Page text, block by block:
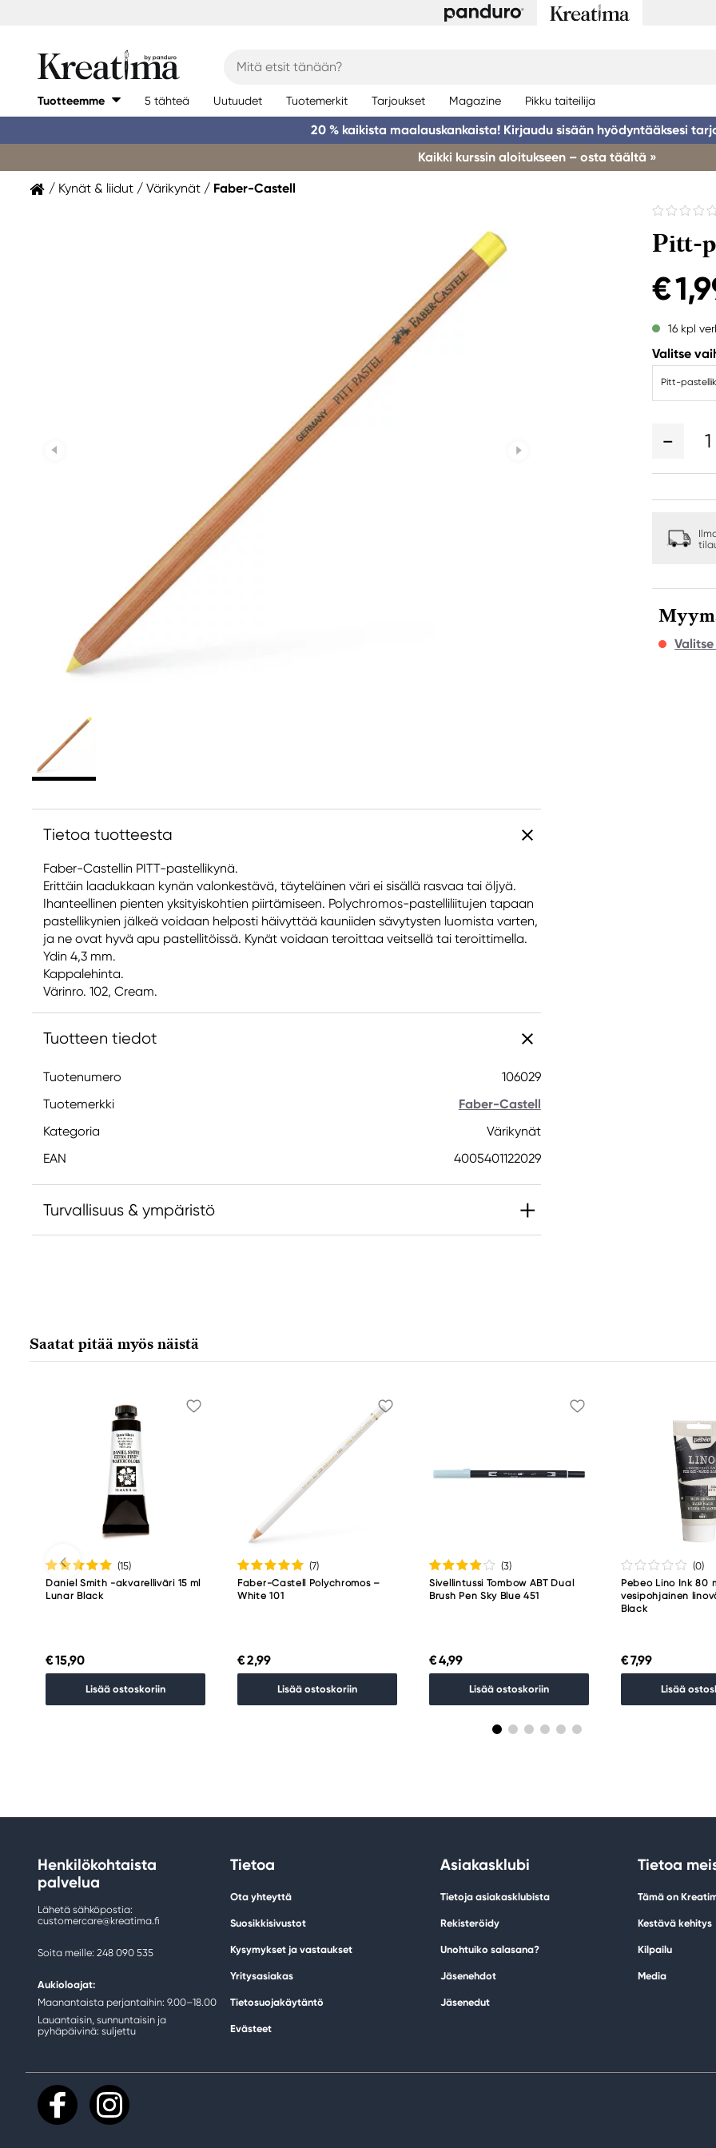
Tuotteemme 5 tähteä Uutuudet Tuotemerkit Tarjoukset Magazine Pikku taiteilija
20 % kaikista maalauskankaista! Kirjaudu sisään hyödyntääksesi
Kaikki kurssin aloitukseen – osta täältä »
Kynät & liidut Värikynät Faber-Castell
Pitt-
€
16 kpl
Valitse
Pitt-
1
Tietoa tuotteesta
Faber-Castellin PITT-pastellikynä.
Erittäin laadukkaan kynän valonkestävä, täyteläinen väri ei sisällä rasvaa tai öljyä.
Ihanteellinen pienten yksityiskohtien piirtämiseen. Polychromos-pastelliliitujen tapaan
pastellikynien jälkeä voidaan helposti häivyttää kauniiden sävytysten luomista varten,
ja ne ovat hyvä apu pastellitöissä. Kynät voidaan teroittaa veitsellä tai teroittimella.
Ydin 4,3 mm.
Kappalehinta.
Värinro. 102, Cream.
Tuotteen tiedot
Tuotenumero
106029
Tuotemerkki
Faber-Castell
Kategoria
Värikynät
EAN
4005401122029
Turvallisuus & ympäristö
90546 Stein, Germany
info@Faber-Castell.de
Saatat pitää myös näistä
(15)
Daniel Smith -akvarelliväri 15 ml
Lunar Black
€ 15,90
Lisää ostoskoriin
(7)
Faber-Castell Polychromos –
White 101
€ 2,99
Lisää ostoskoriin
(3)
Sivellintussi Tombow ABT Dual
Brush Pen Sky Blue 451
€ 4,99
Lisää ostoskoriin
(0)
Pebeo Lino Ink 80
vesipohjainen
Black
€ 7,99
Lisää
Henkilökohtaista
palvelua
Lähetä sähköpostia:
customercare@kreatima.fi
Soita meille: 248 090 535
Aukioloajat:
Maanantaista perjantaihin: 9.00–18.00
Lauantaisin, sunnuntaisin ja
pyhäpäivinä: suljettu
Tietoa
Ota yhteyttä
Suosikkisivustot
Kysymykset ja vastaukset
Yritysasiakas
Tietosuojakäytäntö
Evästeet
Asiakasklubi
Tietoja asiakasklubista
Rekisteröidy
Unohtuiko salasana?
Jäsenehdot
Jäsenedut
Tietoa
Tämä on
Kestävä kehitys
Kilpailu
Media